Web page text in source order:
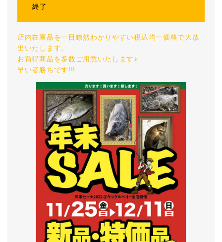
終了
店内在庫品を一目瞭然わかりやすい税込均一価格で大放
出いたします。
お買得商品を多数ご用意いたします♪
早い者勝ちです!!!